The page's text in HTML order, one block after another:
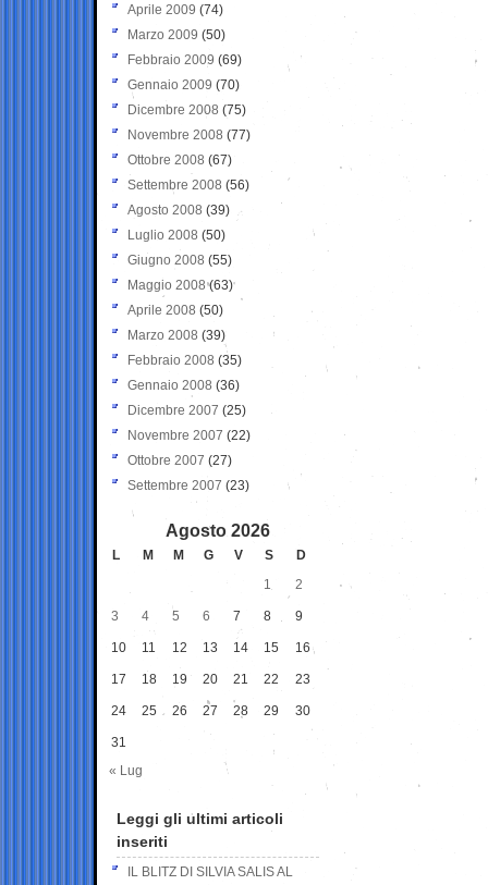
Aprile 2009 (74)
Marzo 2009 (50)
Febbraio 2009 (69)
Gennaio 2009 (70)
Dicembre 2008 (75)
Novembre 2008 (77)
Ottobre 2008 (67)
Settembre 2008 (56)
Agosto 2008 (39)
Luglio 2008 (50)
Giugno 2008 (55)
Maggio 2008(63)
Aprile 2008 (50)
Marzo 2008 (39)
Febbraio 2008 (35)
Gennaio 2008 (36)
Dicembre 2007 (25)
Novembre 2007 (22)
Ottobre 2007 (27)
Settembre 2007 (23)
Agosto 2026
L M M G V S
D
1
2
3 4 5 6 7 8 9
10 11 12 13 14 15 16
17 18 19 20 21 22 23
24 25 26 27 28 29 30
31
« Lug
Leggi gli ultimi articoli
inseriti
IL BLITZ DI SILVIA SALIS AL